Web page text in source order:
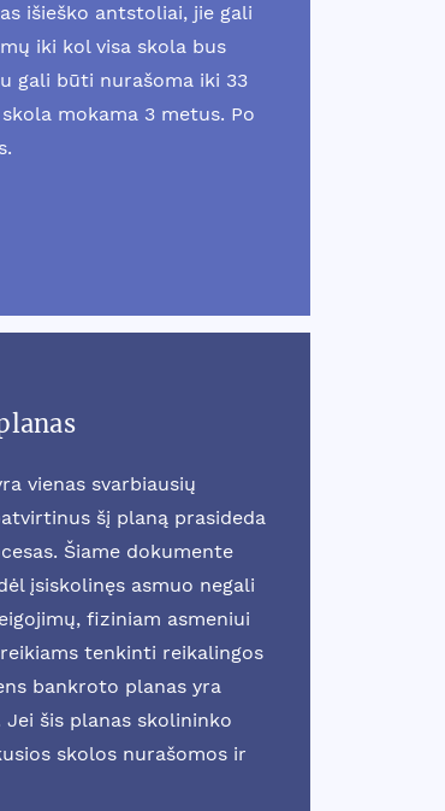
išieško antstoliai, jie gali
iki kol visa skola bus
gali būti nurašoma iki 33
mokama 3 metus. Po
vienas svarbiausių
šį planą prasideda
Šiame dokumente
įsiskolinęs asmuo negali
fiziniam asmeniui
tenkinti reikalingos
bankroto planas yra
šis planas skolininko
skolos nurašomos ir